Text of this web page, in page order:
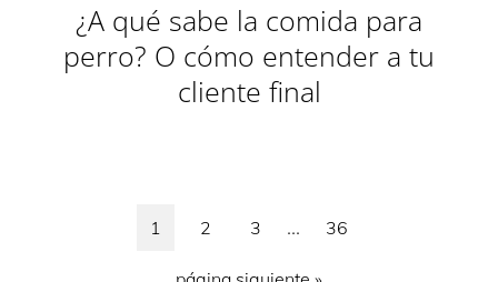
¿A qué sabe la comida para
perro? O cómo entender a tu
cliente final
Página
1 Página
2 Página
3
Páginas
… Página
36